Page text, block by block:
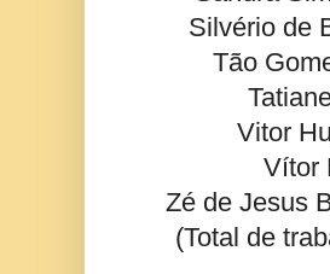
Silvério de
Tão
Vitor
Vítor
Zé de Jesus
(Total de